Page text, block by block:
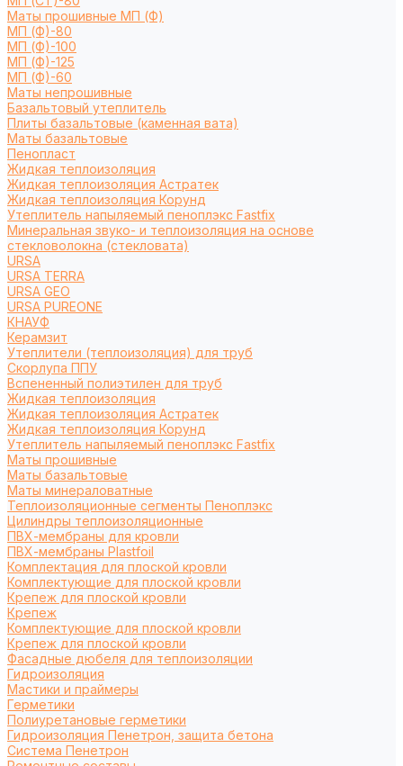
Маты прошивные МП (Ф)
МП (Ф)-80
МП (Ф)-100
МП (Ф)-125
МП (Ф)-60
Маты непрошивные
Базальтовый утеплитель
Плиты базальтовые (каменная вата)
Маты базальтовые
Пенопласт
Жидкая теплоизоляция
Жидкая теплоизоляция Астратек
Жидкая теплоизоляция Корунд
Утеплитель напыляемый пеноплэкс Fastfix
Минеральная звуко- и теплоизоляция на основе
стекловолокна (стекловата)
URSA
URSA TERRA
URSA GEO
URSA PUREONE
КНАУФ
Керамзит
Утеплители (теплоизоляция) для труб
Cкорлупа ППУ
Вспененный полиэтилен для труб
Жидкая теплоизоляция
Жидкая теплоизоляция Астратек
Жидкая теплоизоляция Корунд
Утеплитель напыляемый пеноплэкс Fastfix
Маты прошивные
Маты базальтовые
Маты минераловатные
Теплоизоляционные сегменты Пеноплэкс
Цилиндры теплоизоляционные
ПВХ-мембраны для кровли
ПВХ-мембраны Plastfoil
Комплектация для плоской кровли
Комплектующие для плоской кровли
Крепеж для плоской кровли
Крепеж
Комплектующие для плоской кровли
Крепеж для плоской кровли
Фасадные дюбеля для теплоизоляции
Гидроизоляция
Мастики и праймеры
Герметики
Полиуретановые герметики
Гидроизоляция Пенетрон, защита бетона
Система Пенетрон